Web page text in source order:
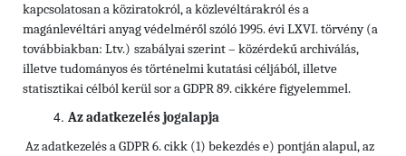
kapcsolatosan a köziratokról, a közlevéltárakról és a
magánlevéltári anyag védelméről szóló 1995. évi LXVI. törvény (a
továbbiakban: Ltv.) szabályai szerint – közérdekű archiválás,
illetve tudományos és történelmi kutatási céljából, illetve
statisztikai célból kerül sor a GDPR 89. cikkére figyelemmel.
Az adatkezelés jogalapja
Az adatkezelés a GDPR 6. cikk (1) bekezdés e) pontján alapul, az